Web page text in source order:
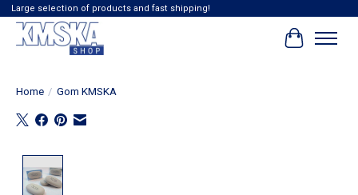
Large selection of products and fast shipping!
Home / Gom KMSKA